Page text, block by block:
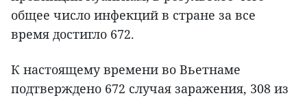
общее число инфекций в стране за все
время достигло 672.
К настоящему времени во Вьетнаме
подтверждено 672 случая заражения, 308 из